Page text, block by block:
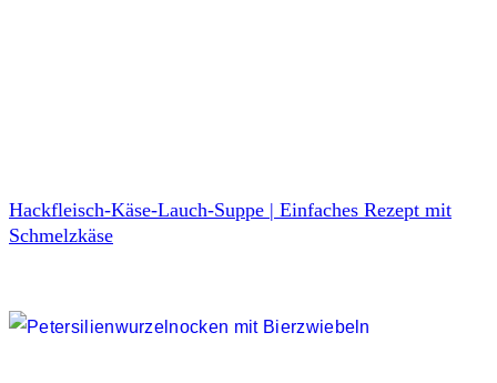
Hackfleisch-Käse-Lauch-Suppe | Einfaches Rezept mit
Schmelzkäse